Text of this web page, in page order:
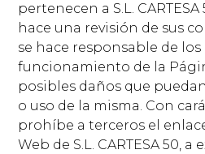
pertenecen a S.L. CARTESA
hace una revisión de sus
se hace responsable de los
funcionamiento de la
posibles daños que
o uso de la misma. Con
prohíbe a terceros el
Web de S.L. CARTESA 50,